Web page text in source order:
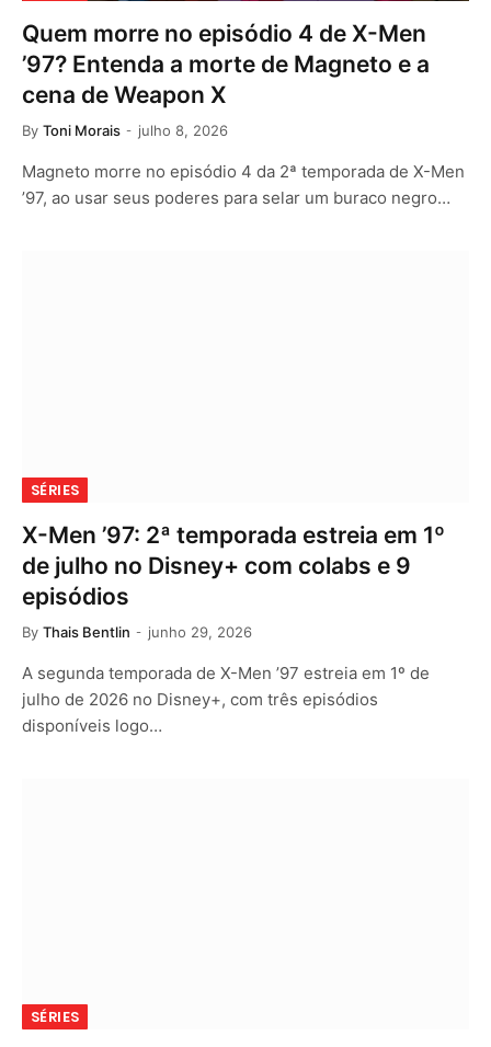
Quem morre no episódio 4 de X-Men
’97? Entenda a morte de Magneto e a
cena de Weapon X
By Toni Morais julho 8, 2026
Magneto morre no episódio 4 da 2ª temporada de X-Men
’97, ao usar seus poderes para selar um buraco negro…
SÉRIES
X-Men ’97: 2ª temporada estreia em 1º
de julho no Disney+ com colabs e 9
episódios
By Thais Bentlin junho 29, 2026
A segunda temporada de X-Men ’97 estreia em 1º de
julho de 2026 no Disney+, com três episódios
disponíveis logo…
SÉRIES